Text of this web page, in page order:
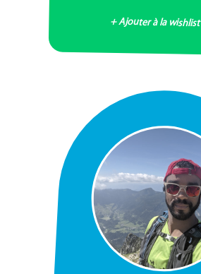
+ Ajouter à la wishlist